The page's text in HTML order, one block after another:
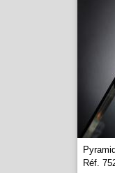
Réf.